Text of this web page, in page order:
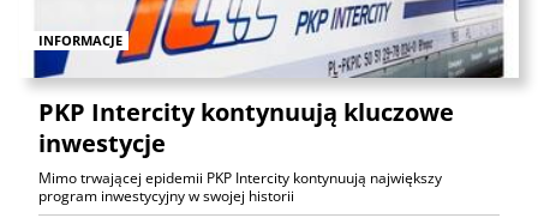
INFORMACJE
PKP Intercity kontynuują kluczowe
inwestycje
Mimo trwającej epidemii PKP Intercity kontynuują największy
program inwestycyjny w swojej historii